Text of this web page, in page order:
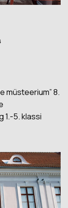
müsteerium” 8.
1.-5. klassi